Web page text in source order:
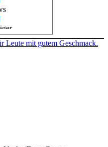
Leute mit gutem Geschmack.